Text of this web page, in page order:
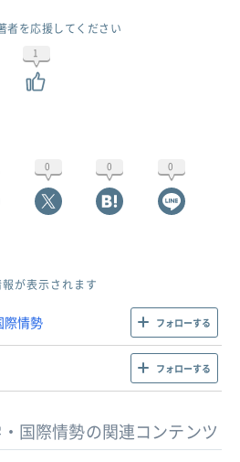
者を応援してください
1
0 0 0
が表示されます
際情勢 フォローする
フォローする
国際情勢の関連コンテンツ